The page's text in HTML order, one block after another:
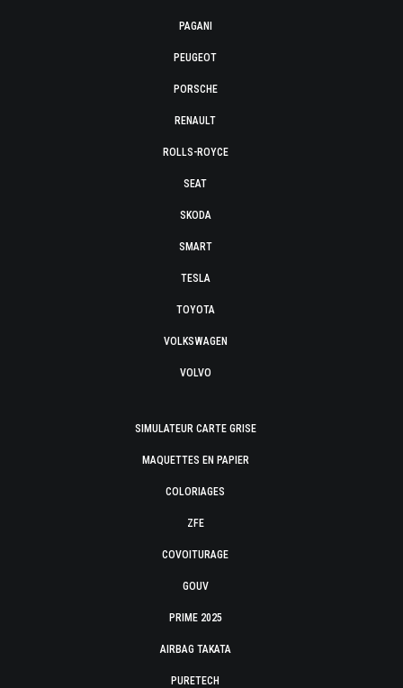
PAGANI
PEUGEOT
PORSCHE
RENAULT
ROLLS-ROYCE
SEAT
SKODA
SMART
TESLA
TOYOTA
VOLKSWAGEN
VOLVO
SIMULATEUR CARTE GRISE
MAQUETTES EN PAPIER
COLORIAGES
ZFE
COVOITURAGE
GOUV
PRIME 2025
AIRBAG TAKATA
PURETECH